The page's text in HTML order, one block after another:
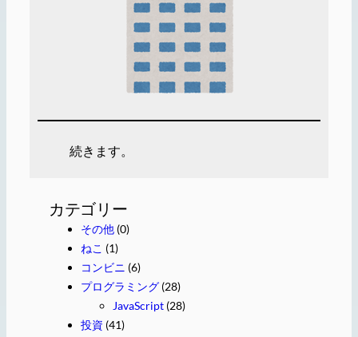
続きます。
カテゴリー
その他(0)
ねこ (1)
コンビニ (6)
プログラミング(28)
JavaScript(28)
投資 (41)